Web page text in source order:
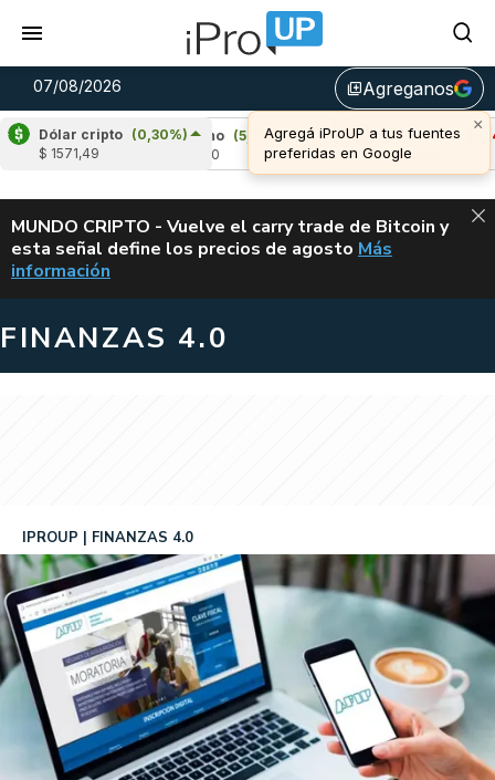
07/08/2026 library_addAgreganos
Dólar cripto (0,30%)
$ 1571,49
Cardano
(5,71%)
Avalanche (-3,42%)
u$s 6,43
ALERTA
MUNDO CRIPTO - Vuelve el carry trade de Bitcoin y
esta señal define los precios de agosto VUELVE EL
Más
información
FINANZAS 4.0
IPROUP FINANZAS 4.0